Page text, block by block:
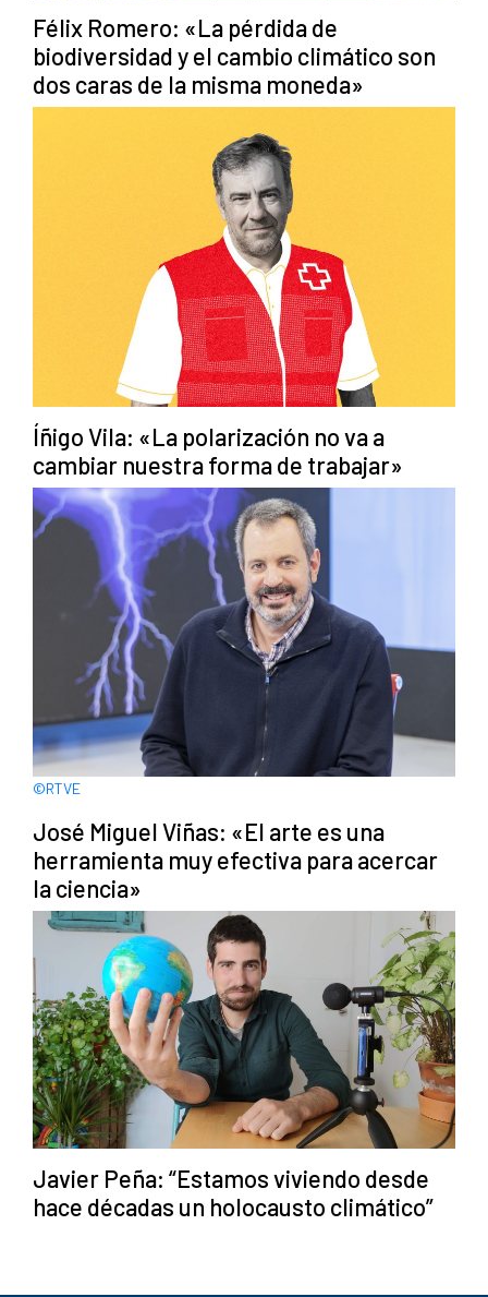
Félix Romero: «La pérdida de
biodiversidad y el cambio climático son
dos caras de la misma moneda»
Íñigo Vila: «La polarización no va a
cambiar nuestra forma de trabajar»
©RTVE
José Miguel Viñas: «El arte es una
herramienta muy efectiva para acercar
la ciencia»
Javier Peña: “Estamos viviendo desde
hace décadas un holocausto climático”